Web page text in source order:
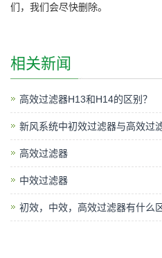
们，我们会尽快删除。
相关新闻
高效过滤器H13和H14的区别？
新风系统中初效过滤器与高效过
高效过滤器
中效过滤器
初效，中效，高效过滤器有什么